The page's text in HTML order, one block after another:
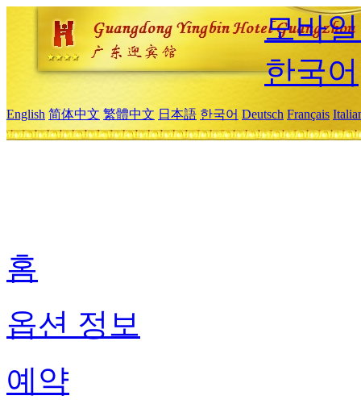
모바
한국어
English 简体中文 繁體中文 日本語 한국어 Deutsch Français
홈
옵션 정보
예약